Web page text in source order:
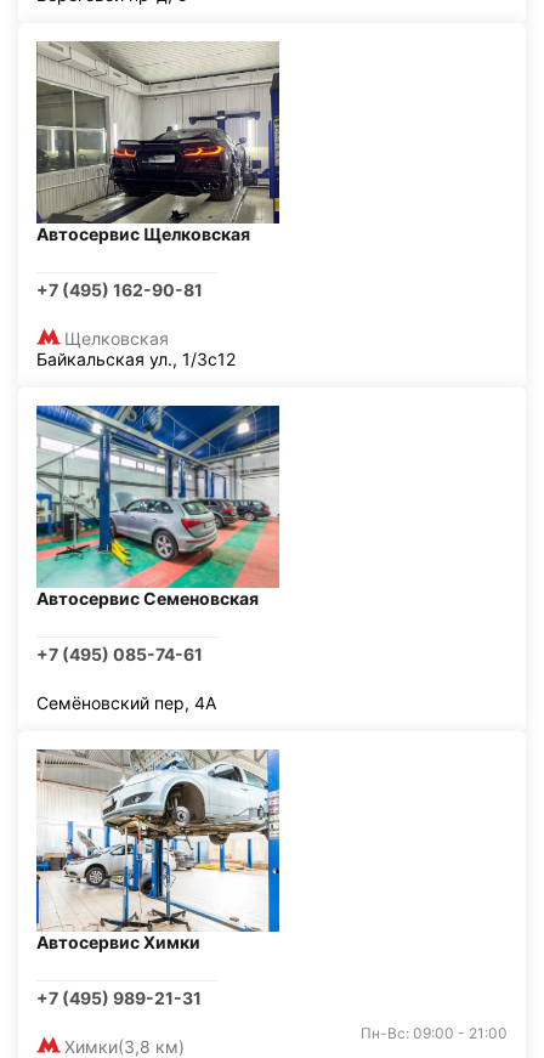
Автосервис Щелковская
+7 (495) 162-90-81
Щелковская
Байкальская ул., 1/3с12
Автосервис Семеновская
+7 (495) 085-74-61
Семёновский пер, 4А
Автосервис Химки
+7 (495) 989-21-31
Химки(3,8 км)
Пн-Вс: 09:00 - 21:00